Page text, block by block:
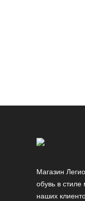
Магазин
обувь в
наших